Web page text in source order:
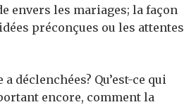
envers les mariages; la façon
préconçues ou les attentes
déclenchées? Qu’est-ce qui
encore, comment la